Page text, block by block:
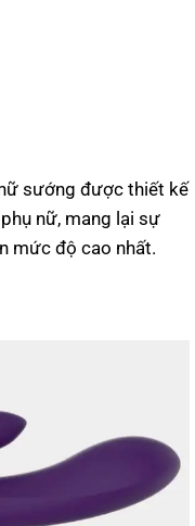
sướng được thiết kế
nữ, mang lại sự
mức độ cao nhất.